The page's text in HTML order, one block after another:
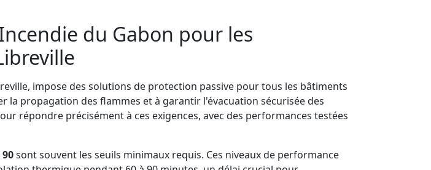
du Gabon pour les
impose des solutions de protection passive pour tous les bâtiments
la propagation des flammes et à garantir l'évacuation sécurisée des
répondre précisément à ces exigences, avec des performances testées
90sont souvent les seuils minimaux requis. Ces niveaux de performance